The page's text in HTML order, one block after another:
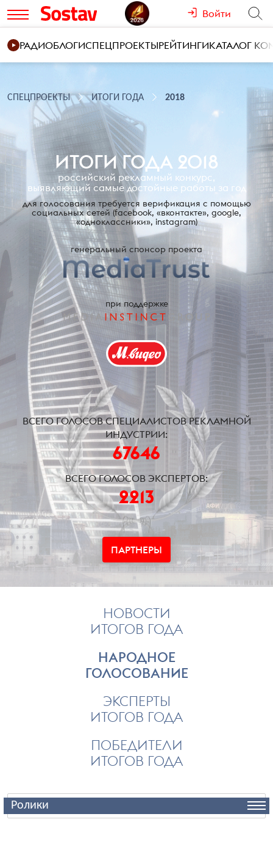
Войти
РАДИОБЛОГИСПЕЦПРОЕКТЫРЕЙТИНГИКАТАЛОГ
СПЕЦПРОЕКТЫ ИТОГИ ГОДА 2018
генеральный спонсор проекта
при поддержке
ВСЕГО ГОЛОСОВ СПЕЦИАЛИСТОВ РЕКЛАМНОЙ
ИНДУСТРИИ:
67646
ВСЕГО ГОЛОСОВ ЭКСПЕРТОВ:
2213
ПАРТНЕРЫ
ИТОГИ ГОДА 2018
российский рекламный конкурс,
выявляющий самые достойные работы за год
для голосования требуется верификация с помощью
социальных сетей (facebook, «вконтакте», google,
«одноклассники», instagram)
НОВОСТИ
ИТОГОВ ГОДА
НАРОДНОЕ
ГОЛОСОВАНИЕ
ЭКСПЕРТЫ
ИТОГОВ ГОДА
ПОБЕДИТЕЛИ
ИТОГОВ ГОДА
Ролики